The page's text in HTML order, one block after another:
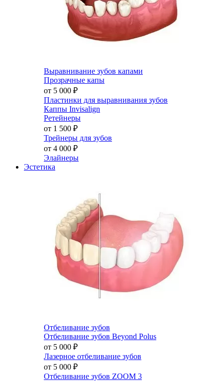
Выравнивание зубов капами
Прозрачные капы
от 5 000 ₽
Пластинки для выравнивания зубов
Каппы Invisalign
Ретейнеры
от 1 500 ₽
Трейнеры для зубов
от 4 000 ₽
Элайнеры
Эстетика
Отбеливание зубов
Отбеливание зубов Beyond Polus
от 5 000 ₽
Лазерное отбеливание зубов
от 5 000 ₽
Отбеливание зубов ZOOM 3